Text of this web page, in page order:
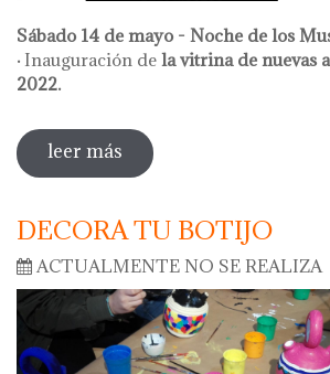
Sábado 14 de mayo - Noche de los
· Inauguración de la vitrina de nuevas
2022.
leer más sobre actividades
internacional de los
DECORA TU BOTIJO
ACTUALMENTE NO SE REALIZA